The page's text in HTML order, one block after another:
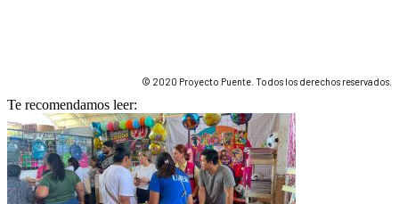
© 2020 Proyecto Puente. Todos los derechos reservados.
Te recomendamos leer: